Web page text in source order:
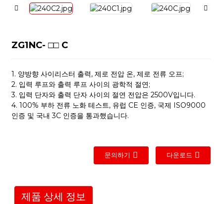
ZG1NC- □□ C
1. 양방향 사이리스터 출력, 제로 전압 온, 제로 전류 오프;
2. 입력 루프와 출력 루프 사이의 광학적 절연;
3. 입력 단자와 출력 단자 사이의 절연 전압은 2500V입니다.
4. 100% 부하 전류 노화 테스트, 유럽 CE 인증, 국제 ISO9000
인증 및 국내 3C 인증을 통과했습니다.
문의하기 다운로드
제품 상세 정보